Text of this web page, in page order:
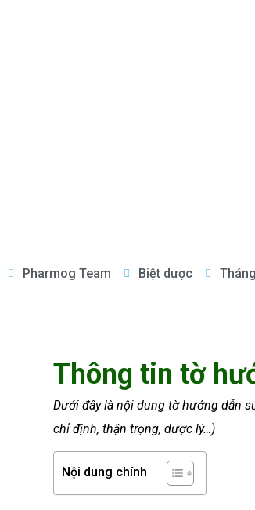
Pharmog Team Biệt dược
Thông tin tờ
Dưới đây là nội dung tờ hướng dẫn
chỉ định, thận trọng, dược lý…)
Nội dung chính